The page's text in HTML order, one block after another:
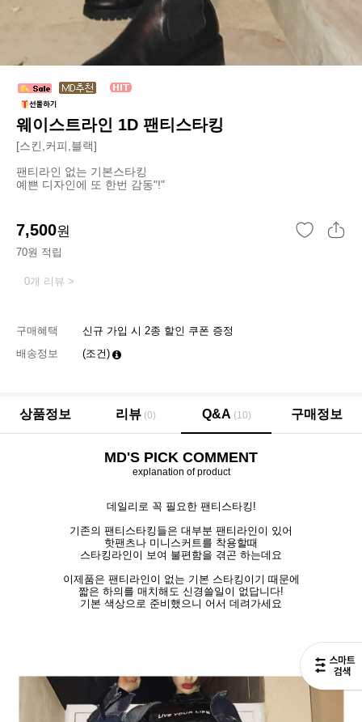
웨이스트라인 1D 팬티스타킹
[스킨,커피,블랙]
팬티라인 없는 기본스타킹
예쁜 디자인에 또 한번 감동"!"
7,500원
70원 적립
0개 리뷰 >
구매혜택
신규 가입 시 2종 할인 쿠폰 증정
배송정보
(조건)
상품정보 리뷰 (0) Q&A (10) 구매정보
MD'S PICK COMMENT
explanation of product
데일리로 꼭 필요한 팬티스타킹!
기존의 팬티스타킹들은 대부분 팬티라인이 있어
핫팬츠나 미니스커트를 착용할때
스타킹라인이 보여 불편함을 겪곤 하는데요
이제품은 팬티라인이 없는 기본 스타킹이기 때문에
짧은 하의를 매치해도 신경쓸일이 없답니다!
기본 색상으로 준비했으니 어서 데려가세요